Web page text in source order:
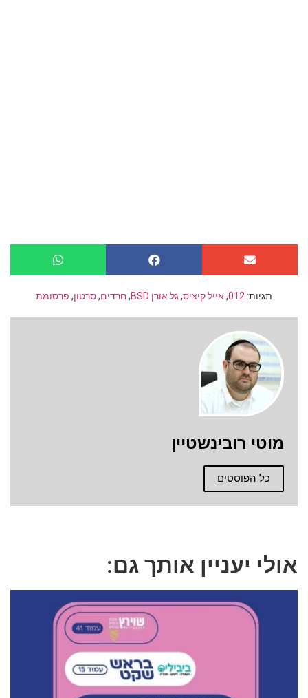
תגיות: 012
,אייל קיציס,גל אורן BSD , חרדים,סרטון, פרסומת
מוטי רובינשטיין
כל הפוסטים
אולי יעניין אותך גם: